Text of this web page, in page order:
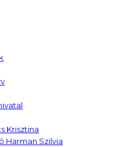
Krisztina
Harman Szilvia